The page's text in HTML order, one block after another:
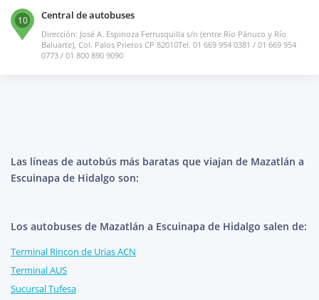
10 Central de autobuses
Dirección: José A. Espinoza Ferrusquilla s/n (entre Río Pánuco y Río
Baluarte), Col. Palos Prietos CP 82010Tel. 01 669 954 0381 / 01 669 954
0773 / 01 800 890 9090
Las líneas de autobús más baratas que viajan de Mazatlán a
Escuinapa de Hidalgo son:
Los autobuses de Mazatlán a Escuinapa de Hidalgo salen de:
Terminal Rincon de Urias ACN
Terminal AUS
Sucursal Tufesa